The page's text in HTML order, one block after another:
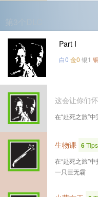
第3个DLC
Part I
白0 金0 银1
这会让你们
在“赴死之旅”
生物课 6Tips
在“赴死之旅”
一只巨无霸